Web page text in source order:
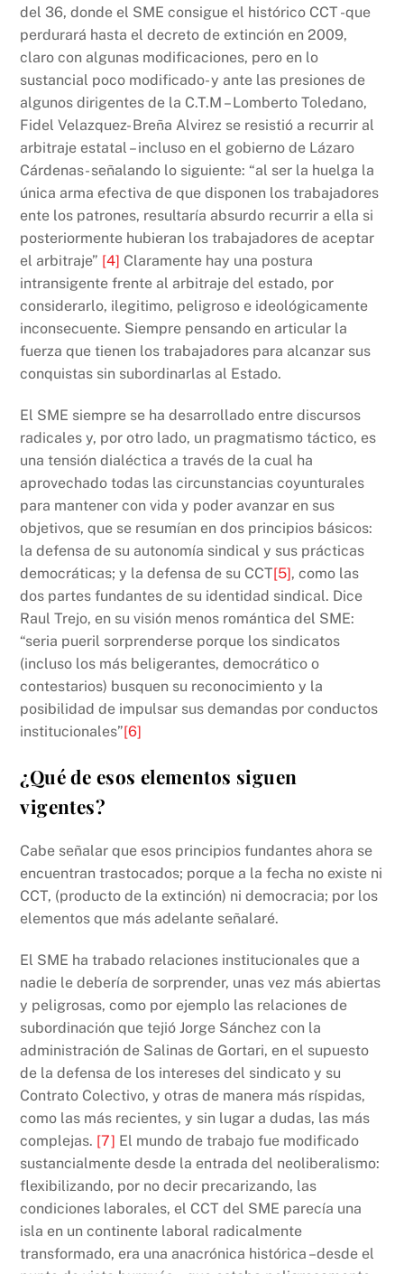
del 36, donde el SME consigue el histórico CCT -que
perdurará hasta el decreto de extinción en 2009,
claro con algunas modificaciones, pero en lo
sustancial poco modificado- y ante las presiones de
algunos dirigentes de la C.T.M – Lomberto Toledano,
Fidel Velazquez- Breña Alvirez se resistió a recurrir al
arbitraje estatal – incluso en el gobierno de Lázaro
Cárdenas- señalando lo siguiente: “al ser la huelga la
única arma efectiva de que disponen los trabajadores
ente los patrones, resultaría absurdo recurrir a ella si
posteriormente hubieran los trabajadores de aceptar
el arbitraje” [4] Claramente hay una postura
intransigente frente al arbitraje del estado, por
considerarlo, ilegitimo, peligroso e ideológicamente
inconsecuente. Siempre pensando en articular la
fuerza que tienen los trabajadores para alcanzar sus
conquistas sin subordinarlas al Estado.
El SME siempre se ha desarrollado entre discursos
radicales y, por otro lado, un pragmatismo táctico, es
una tensión dialéctica a través de la cual ha
aprovechado todas las circunstancias coyunturales
para mantener con vida y poder avanzar en sus
objetivos, que se resumían en dos principios básicos:
la defensa de su autonomía sindical y sus prácticas
democráticas; y la defensa de su CCT[5], como las
dos partes fundantes de su identidad sindical. Dice
Raul Trejo, en su visión menos romántica del SME:
“seria pueril sorprenderse porque los sindicatos
(incluso los más beligerantes, democrático o
contestarios) busquen su reconocimiento y la
posibilidad de impulsar sus demandas por conductos
institucionales”[6]
¿Qué de esos elementos siguen
vigentes?
Cabe señalar que esos principios fundantes ahora se
encuentran trastocados; porque a la fecha no existe ni
CCT, (producto de la extinción) ni democracia; por los
elementos que más adelante señalaré.
El SME ha trabado relaciones institucionales que a
nadie le debería de sorprender, unas vez más abiertas
y peligrosas, como por ejemplo las relaciones de
subordinación que tejió Jorge Sánchez con la
administración de Salinas de Gortari, en el supuesto
de la defensa de los intereses del sindicato y su
Contrato Colectivo, y otras de manera más ríspidas,
como las más recientes, y sin lugar a dudas, las más
complejas. [7] El mundo de trabajo fue modificado
sustancialmente desde la entrada del neoliberalismo:
flexibilizando, por no decir precarizando, las
condiciones laborales, el CCT del SME parecía una
isla en un continente laboral radicalmente
transformado, era una anacrónica histórica –desde el